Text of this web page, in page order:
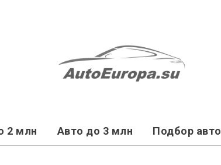
2 млн Авто до 3 млн Подбор авто